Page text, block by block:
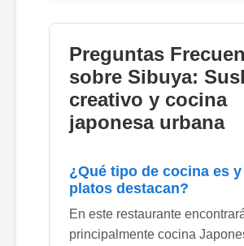
Preguntas
sobre Sibuya:
creativo y cocina
japonesa urbana
¿Qué tipo de cocina es
platos destacan?
En este restaurante
principalmente cocina